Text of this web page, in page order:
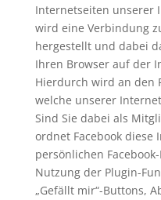
Internetseiten unserer
wird eine Verbindung
hergestellt und dabei
Ihren Browser auf der
Hierdurch wird an den
welche unserer
Sind Sie dabei als
ordnet Facebook diese
persönlichen
Nutzung der Plugin-
„Gefällt mir“-Buttons,